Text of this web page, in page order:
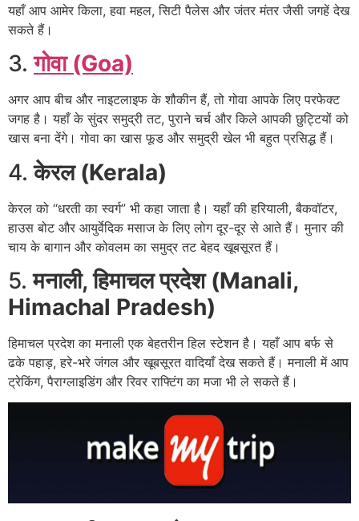
यहाँ आप आमेर किला, हवा महल, सिटी पैलेस और जंतर मंतर जैसी जगहें देख
सकते हैं।
3.गोवा (Goa)
अगर आप बीच और नाइटलाइफ के शौकीन हैं, तो गोवा आपके लिए परफेक्ट
जगह है। यहाँ के सुंदर समुद्री तट, पुराने चर्च और किले आपकी छुट्टियों को
खास बना देंगे। गोवा का खास फूड और समुद्री खेल भी बहुत प्रसिद्ध हैं।
4.केरल (Kerala)
केरल को “धरती का स्वर्ग” भी कहा जाता है। यहाँ की हरियाली, बैकवॉटर,
हाउस बोट और आयुर्वेदिक मसाज के लिए लोग दूर-दूर से आते हैं। मुनार की
चाय के बागान और कोवलम का समुद्र तट बेहद खूबसूरत हैं।
5.मनाली, हिमाचल प्रदेश (Manali,
Himachal Pradesh)
हिमाचल प्रदेश का मनाली एक बेहतरीन हिल स्टेशन है। यहाँ आप बर्फ से
ढके पहाड़, हरे-भरे जंगल और खूबसूरत वादियाँ देख सकते हैं। मनाली में आप
ट्रेकिंग, पैराग्लाइडिंग और रिवर राफ्टिंग का मजा भी ले सकते हैं।